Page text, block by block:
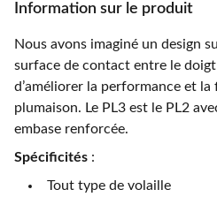
Information sur le produit
Nous avons imaginé un design
surface de contact entre le
d’améliorer la performance et
plumaison. Le PL3 est le PL2
embase renforcée.
Spécificités :
Tout type de volaille